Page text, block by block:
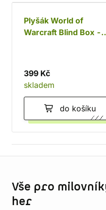
Plyšák World of
Warcraft Blind Box -
399 Kč
skladem
do košíku
Vše pro
her